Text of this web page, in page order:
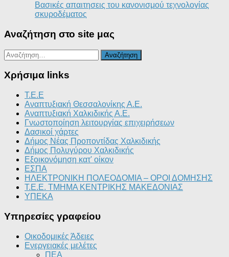
Βασικές απαιτησεις του κανονισμού τεχνολογίας
σκυροδέματος
Αναζήτηση στο site μας
Αναζήτηση
για:
Χρήσιμα links
T.E.E
Αναπτυξιακή Θεσσαλονίκης Α.Ε.
Αναπτυξιακή Χαλκιδικής Α.Ε.
Γνωστοποίηση λειτουργίας επιχειρήσεων
Δασικοί χάρτες
Δήμος Νέας Προποντίδας Χαλκιδικής
Δήμος Πολυγύρου Χαλκιδικής
Εξοικονόμηση κατ' οίκον
ΕΣΠΑ
ΗΛΕΚΤΡΟΝΙΚΗ ΠΟΛΕΟΔΟΜΙΑ – ΟΡΟΙ ΔΟΜΗΣΗΣ
Τ.Ε.Ε. ΤΜΗΜΑ ΚΕΝΤΡΙΚΗΣ ΜΑΚΕΔΟΝΙΑΣ
ΥΠΕΚΑ
Υπηρεσίες γραφείου
Οικοδομικές Άδειες
Ενεργειακές μελέτες
ΠΕΑ